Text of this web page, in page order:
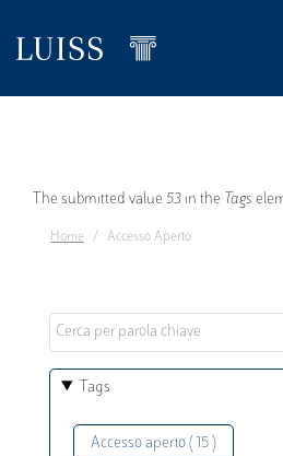
contenuto
Messaggio
di
The submitted value 53 in the Tags
Home Accesso Aperto
Tags
Accesso aperto ( 15 )